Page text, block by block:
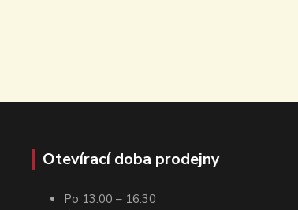
Otevírací doba prodejny
Po 13.00 – 16.30